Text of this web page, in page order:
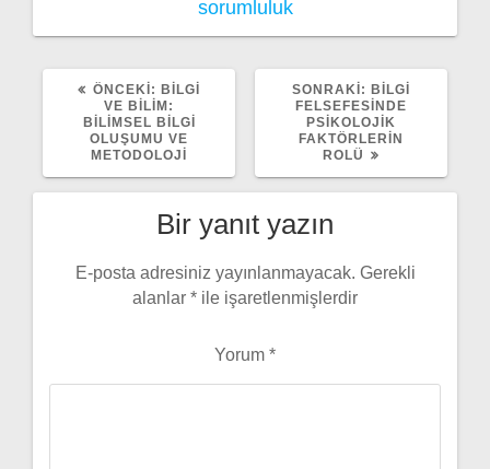
sorumluluk
ÖNCEKI: ÖNCEKI
YAZI:
BILGI
VE BILIM:
BILIMSEL BILGI
OLUŞUMU VE
METODOLOJI
SONRAKI: SONRAKI
YAZI:
BILGI
FELSEFESINDE
PSIKOLOJIK
FAKTÖRLERIN
ROLÜ
Bir yanıt yazın
E-posta adresiniz yayınlanmayacak. Gerekli
alanlar * ile işaretlenmişlerdir
Yorum *